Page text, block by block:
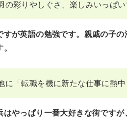
彩りやしぐさ、楽しみいっぱい
が英語の勉強です。親戚の子
「転職を機に新たな仕事に熱中
やっぱり一番大好きな街ですが